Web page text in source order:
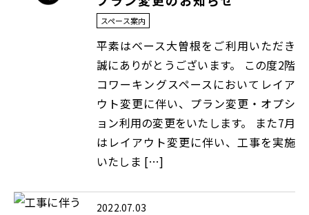
スペース案内
平素はベース大曽根をご利用いただき
誠にありがとうございます。 この度2階
コワーキングスペースにおいてレイア
ウト変更に伴い、プラン変更・オプシ
ョン利用の変更をいたします。 また7月
はレイアウト変更に伴い、工事を実施
いたしま […]
2022.07.03